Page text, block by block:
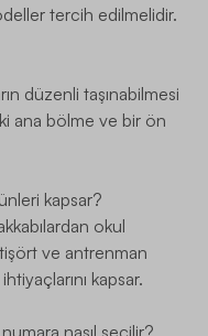
tercih edilmelidir.
düzenli taşınabilmesi
ana bölme ve bir ön
kapsar?
okul
tişört ve antrenman
kapsar.
nasıl seçilir?